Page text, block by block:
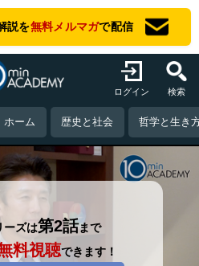
説を無料メルマガで配信
ログイン 検索
ホーム 歴史と社会 哲学と生き
ーズは第2話まで
料視聴できます！